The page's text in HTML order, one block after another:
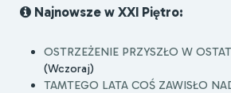
Najnowsze w XXI Piętro:
OSTRZEŻENIE PRZYSZŁO W
(Wczoraj)
TAMTEGO LATA COŚ ZAWISŁO